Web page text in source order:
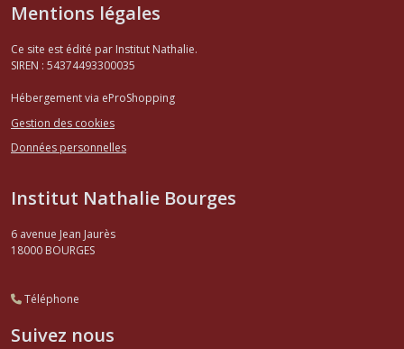
Mentions légales
Ce site est édité par Institut Nathalie.
SIREN : 54374493300035
Hébergement via eProShopping
Gestion des cookies
Données personnelles
Institut Nathalie Bourges
6 avenue Jean Jaurès
18000 BOURGES
Téléphone
Suivez nous